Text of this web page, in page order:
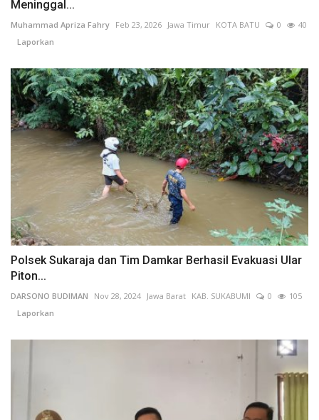
Meninggal...
Muhammad Apriza Fahry Feb 23, 2026 Jawa Timur KOTA BATU 0
40
Laporkan
Polsek Sukaraja dan Tim Damkar Berhasil Evakuasi Ular
Piton...
DARSONO BUDIMAN Nov 28, 2024 Jawa Barat KAB. SUKABUMI 0
105
Laporkan